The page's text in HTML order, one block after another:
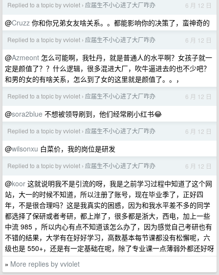
Replied to a topic by vviolet › 应届生不小心进了大厂咋办 6 月 12 日
@Cruzz 你和你兄弟女友啥关系。。都能影响你的决策了，蛮神奇的
Replied to a topic by vviolet › 应届生不小心进了大厂咋办 6 月 12 日
@Azmeont 怎么可能啊，我牡丹，就是普通人的水平啊？女孩子就一
定是颜值了？？什么逻辑，很多混进大厂，吹牛逼进去的也不少吧？
和男的女的有啥关系，怎么到了女的这里就是颜值了。。，
Replied to a topic by vviolet › 应届生不小心进了大厂咋办 6 月 12 日
@sora2blue 不想被领导刷到，他们经常刷小红书😂
Replied to a topic by vviolet › 应届生不小心进了大厂咋办 6 月 12 日
@wilsonxu 白菜价，我的岗位是研发
Replied to a topic by vviolet › 应届生不小心进了大厂咋办 6 月 12 日
@koor 这就说明我不是引流的呀，我是之前学习过程中知道了这个网
站，大一的时候不知道，所以注册了账号，现在毕业季了，正好四
年，不是很合理吗？这是我真实的困惑，因为和我水平差不多的同学
都选择了保研或者考研，都上岸了，很多都是浙大，西电，加上一些
中流 985 ，所以内心有点不知道该怎么办了，因为感觉自己考研也有
不错的结果，大学有在好好学习，高数基本每节课都没有松懈呢，六
级也是 550+，还是有一定基础在呢，除了专业课一点薄弱外都还好呀
» More replies by vviolet